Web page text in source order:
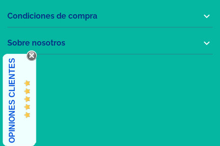
Condiciones de compra 
Sobre nosotros 
OPINIONES CLIENTES